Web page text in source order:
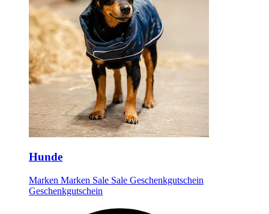
Hunde
Marken Marken Sale Sale Geschenkgutschein
Geschenkgutschein